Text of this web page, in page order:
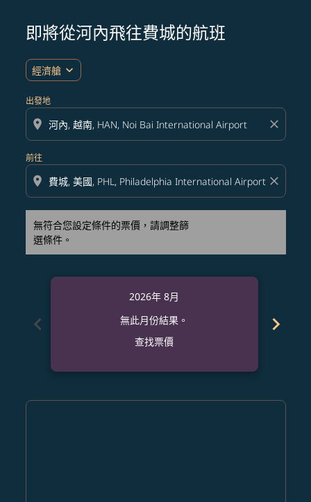
即將從河內飛往費城的航班
經濟艙 expand_more
出發地
location_on close
前往
location_on close
無符合您設定條件的票價，請調整篩
選條件。
無符合您設定條件的票價，請調整篩選條件。
chevron_left
2026年 8月
無此月份結果。
查找票價
chevron_right